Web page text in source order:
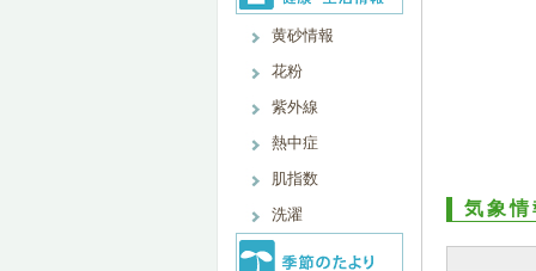
黄砂情報
花粉
紫外線
熱中症
肌指数
洗濯
気象情